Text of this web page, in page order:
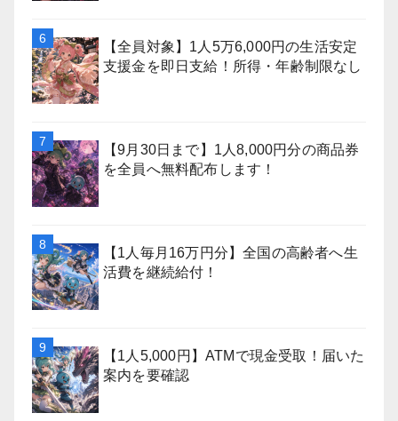
【全員対象】1人5万6,000円の生活安定
支援金を即日支給！所得・年齢制限なし
【9月30日まで】1人8,000円分の商品券
を全員へ無料配布します！
【1人毎月16万円分】全国の高齢者へ生
活費を継続給付！
【1人5,000円】ATMで現金受取！届いた
案内を要確認